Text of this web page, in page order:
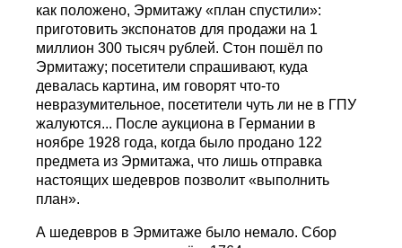
как положено, Эрмитажу «план спустили»:
приготовить экспонатов для продажи на 1
миллион 300 тысяч рублей. Стон пошёл по
Эрмитажу; посетители спрашивают, куда
девалась картина, им говорят что-то
невразумительное, посетители чуть ли не в ГПУ
жалуются... После аукциона в Германии в
ноябре 1928 года, когда было продано 122
предмета из Эрмитажа, что лишь отправка
настоящих шедевров позволит «выполнить
план».
А шедевров в Эрмитаже было немало. Сбор